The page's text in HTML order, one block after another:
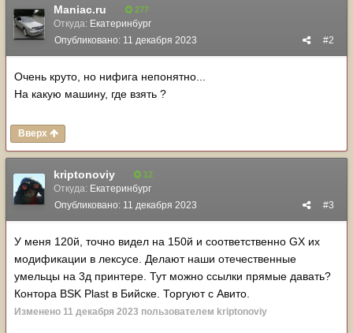
Maniac.ru 277
Откуда: Екатеринбург
#2
Опубликовано: 11 декабря 2023
Очень круто, но нифига непонятно...
На какую машину, где взять ?
Вверх
kriptonoviy 12
Откуда: Екатеринбург
#3
Опубликовано: 11 декабря 2023
У меня 120й, точно видел на 150й и соответственно GX их
модификации в лексусе. Делают наши отечественные
умельцы на 3д принтере. Тут можно ссылки прямые давать?
Контора BSK Plast в Бийске. Торгуют с Авито.
Изменено 11 декабря 2023 пользователем kriptonoviy